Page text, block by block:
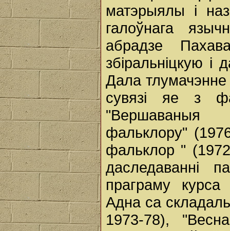
матэрыялы і
галоўнага
абрадзе
збіральніцкую і
Дала тлумачэнне
сувязі яе з
"Вершаваныя
фальклору"
фальклор "
даследаванні
праграму курса
Адна са
1973-78),